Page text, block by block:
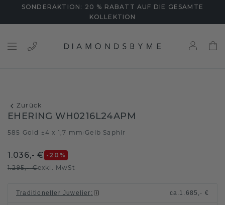
SONDERAKTION: 20 % RABATT AUF DIE GESAMTE
KOLLEKTION
Zurück
EHERING WH0216L24APM
585 Gold ±4 x 1,7 mm /Gelb Saphir
1.036,- € -20 %
1.295,- €exkl. MwSt
Traditioneller Juwelier : ca. 1.685,- €